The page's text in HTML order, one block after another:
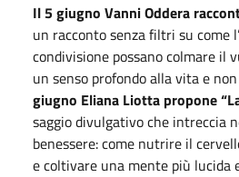
Il 5 giugno Vanni Oddera
un racconto senza filtri su come
condivisione possano colmare il
un senso profondo alla vita e
giugno Eliana Liotta propone
saggio divulgativo che intreccia
benessere: come nutrire il
e coltivare una mente più lucida